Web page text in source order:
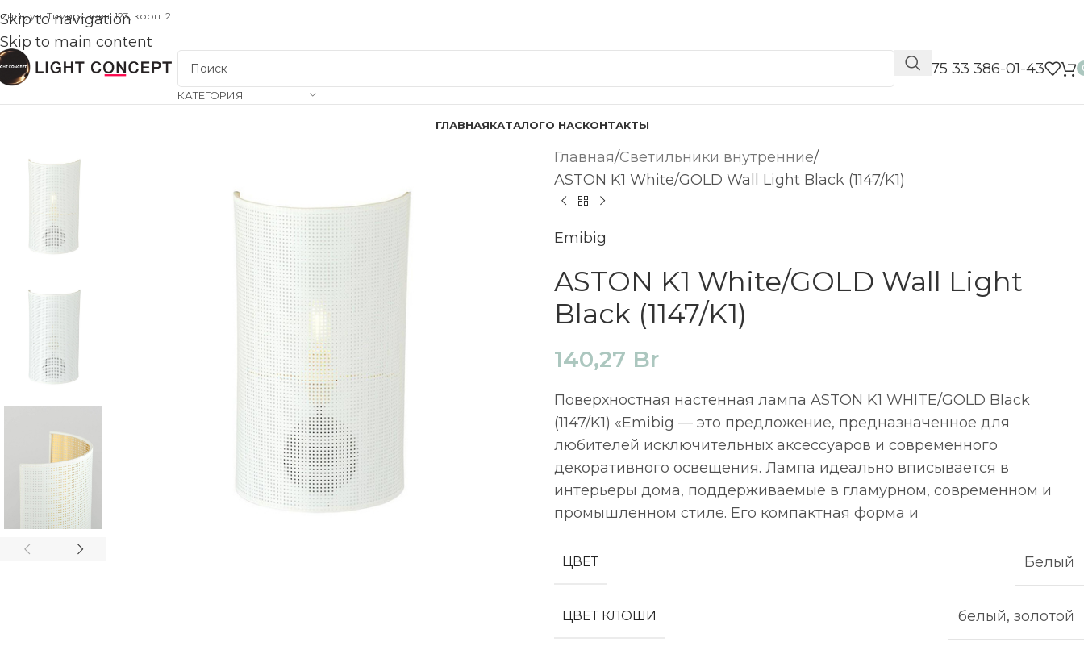
Skip to navigation
Skip to main content
ул. Тимирязева, 123, корп. 2
КАТЕГОРИЯ
📞 +375 33 386-01-43
ГЛАВНАЯКАТАЛОГО НАСКОНТАКТЫ
Главная Светильники внутренние
ASTON K1 White/GOLD Wall Light Black (1147/K1)
Emibig
ASTON K1 White/GOLD Wall Light
Black (1147/K1)
140,27 Br
Поверхностная настенная лампа ASTON K1 WHITE/GOLD Black
(1147/K1) «Emibig — это предложение, предназначенное для
любителей исключительных аксессуаров и современного
декоративного освещения. Лампа идеально вписывается в
интерьеры дома, поддерживаемые в гламурном, современном и
промышленном стиле. Его компактная форма и
ЦВЕТ Белый
ЦВЕТ КЛОШИ белый, золотой